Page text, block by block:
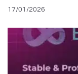
17/01/2026